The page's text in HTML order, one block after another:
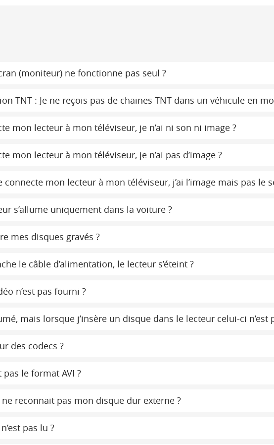
(moniteur) ne fonctionne pas seul ?
TNT : Je ne reçois pas de chaines TNT dans un véhicule en
mon lecteur à mon téléviseur, je n’ai ni son ni image ?
mon lecteur à mon téléviseur, je n’ai pas d’image ?
mon lecteur à mon téléviseur, j’ai l’image mais pas le
s’allume uniquement dans la voiture ?
mes disques gravés ?
le câble d’alimentation, le lecteur s’éteint ?
n’est pas fourni ?
mais lorsque j’insère un disque dans le lecteur celui-ci n’est
des codecs ?
le format AVI ?
reconnait pas mon disque dur externe ?
pas lu ?